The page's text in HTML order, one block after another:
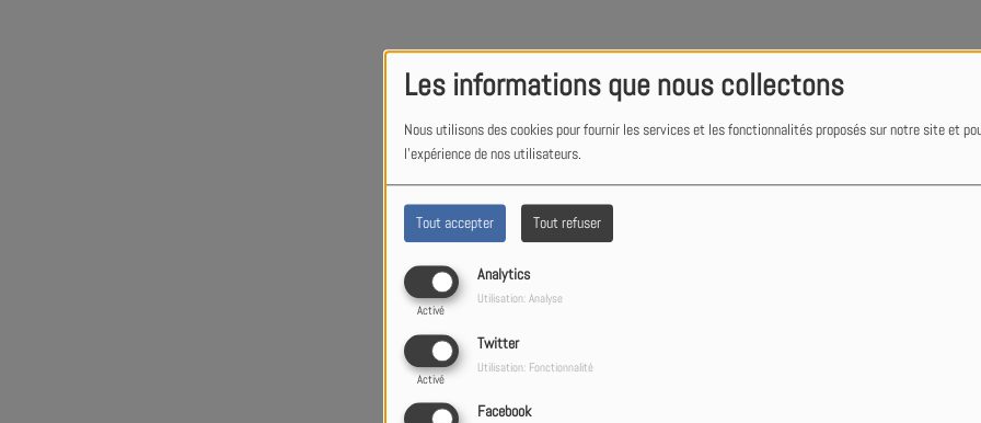
Les informations que nous collectons
Nous utilisons des cookies pour fournir les services et les fonctionnalités proposés sur notre site et
l'expérience de nos utilisateurs.
Tout accepter Tout refuser
Analytics
Activé
Utilisation: Analyse
Twitter
Activé
Utilisation: Fonctionnalité
Facebook
404